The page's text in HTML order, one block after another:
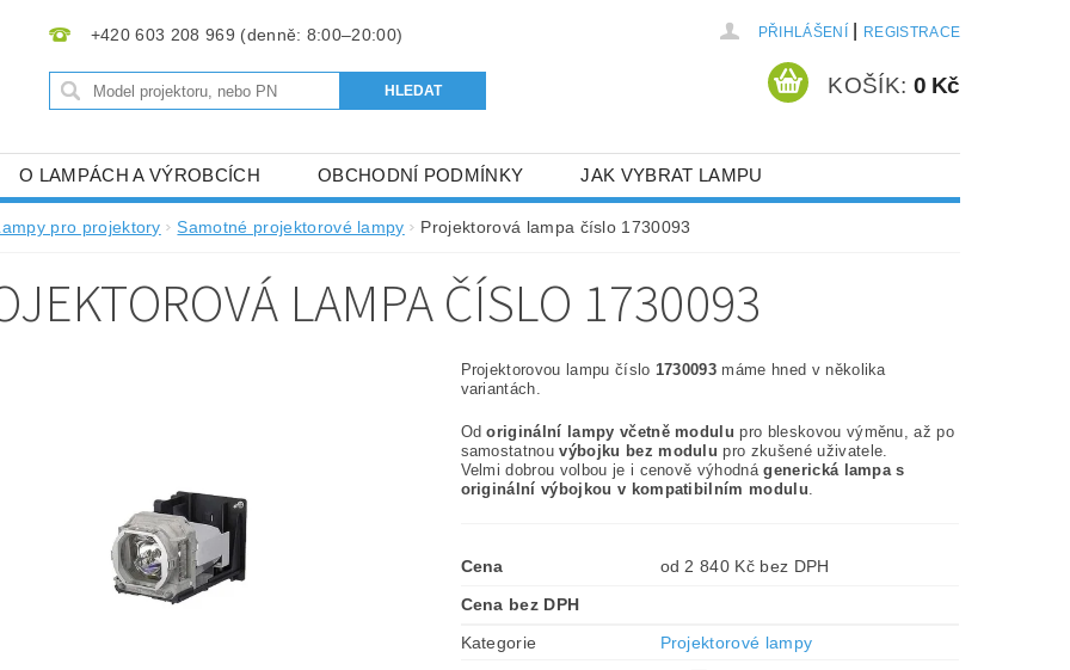
+420 603 208 969 PŘIHLÁŠENÍ REGISTRACE
KOŠÍK: 0 Kč
O LAMPÁCH A VÝROBCÍCH OBCHODNÍ PODMÍNKY JAK VYBRAT LAMPU
pro projektory Samotné projektorové lampy Projektorová lampa číslo 1730093
LAMPA ČÍSLO 1730093
Projektorovou lampu číslo 1730093 máme hned v několika
variantách.
Odoriginální lampy včetně modulu pro bleskovou výměnu, až po
samostatnouvýbojku bez modulu pro zkušené uživatele.
Velmi dobrou volbou je i cenově výhodnágenerická lampa s
originální výbojkou v kompatibilním modulu.
Cena
od 2 840 Kč bez DPH
Cena bez DPH
Kategorie
Projektorové lampy